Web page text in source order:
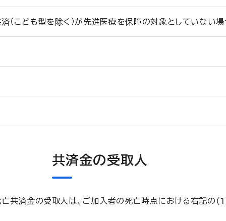
ども型を除く）が先進医療を保障の対象としてい
共済金の受取人
亡共済金の受取人は、ご加入者の死亡時点における右記